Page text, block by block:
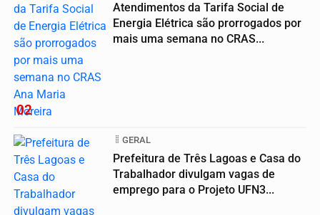
02
Atendimentos da Tarifa Social de
Energia Elétrica são prorrogados por
mais uma semana no CRAS...
GERAL
Prefeitura de Três Lagoas e Casa do
Trabalhador divulgam vagas de
emprego para o Projeto UFN3...